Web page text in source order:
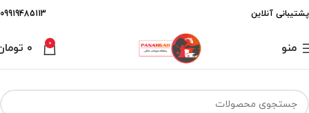
پشتیبانی آنلاین 09919485113
منو 0 ۰